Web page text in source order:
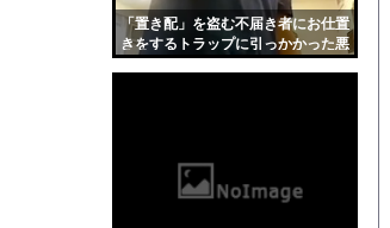
「置き配」を盗む不届き者にお仕置
きをするトラップに引っかかった悪